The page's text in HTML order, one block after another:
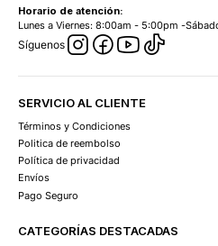
Horario de atención:
Lunes a Viernes: 8:00am - 5:00pm -
Síguenos
SERVICIO AL CLIENTE
Términos y Condiciones
Politica de reembolso
Política de privacidad
Envíos
Pago Seguro
CATEGORÍAS DESTACADAS